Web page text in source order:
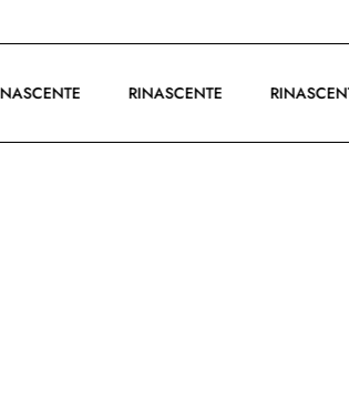
RINASCENTE RINASCENTE